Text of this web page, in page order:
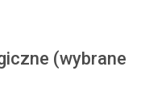
(wybrane